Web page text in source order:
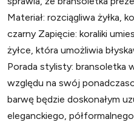
Materiał: rozciągliwa żyłka,
czarny Zapięcie: koraliki
żyłce, która umożliwia
Porada stylisty: bransoletka
względu na swój
barwę będzie doskonałym
eleganckiego,